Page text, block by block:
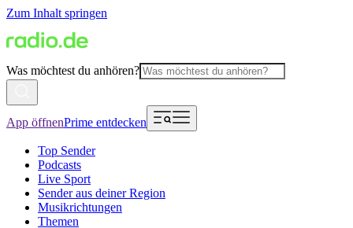
Zum Inhalt springen
Was möchtest du anhören?
App öffnenPrime entdecken
Top Sender
Podcasts
Live Sport
Sender aus deiner Region
Musikrichtungen
Themen